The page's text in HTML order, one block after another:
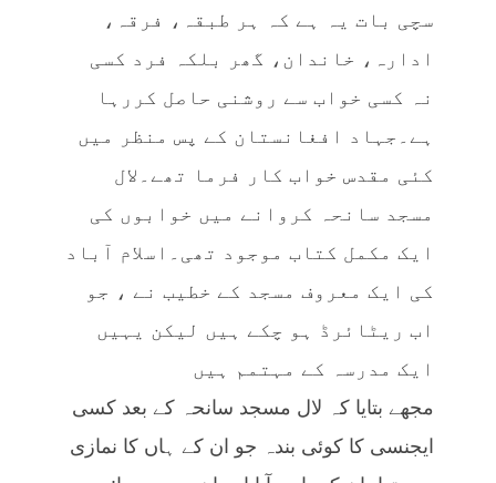
سچی بات یہ ہے کہ ہر طبقہ، فرقہ،
ادارہ، خاندان، گھر بلکہ فرد کسی
نہ کسی خواب سے روشنی حاصل کررہا
ہے۔جہاد افغانستان کے پس منظر میں
کئی مقدس خواب کار فرما تھے۔لال
مسجد سانحہ کروانے میں خوابوں کی
ایک مکمل کتاب موجود تھی۔اسلام آباد
کی ایک معروف مسجد کے خطیب نے ، جو
اب ریٹائرڈ ہو چکے ہیں لیکن یہیں
ایک مدرسہ کے مہتمم ہیں
مجھے بتایا کہ لال مسجد سانحہ کے بعد کسی
ایجنسی کا کوئی بندہ جو ان کے ہاں کا نمازی